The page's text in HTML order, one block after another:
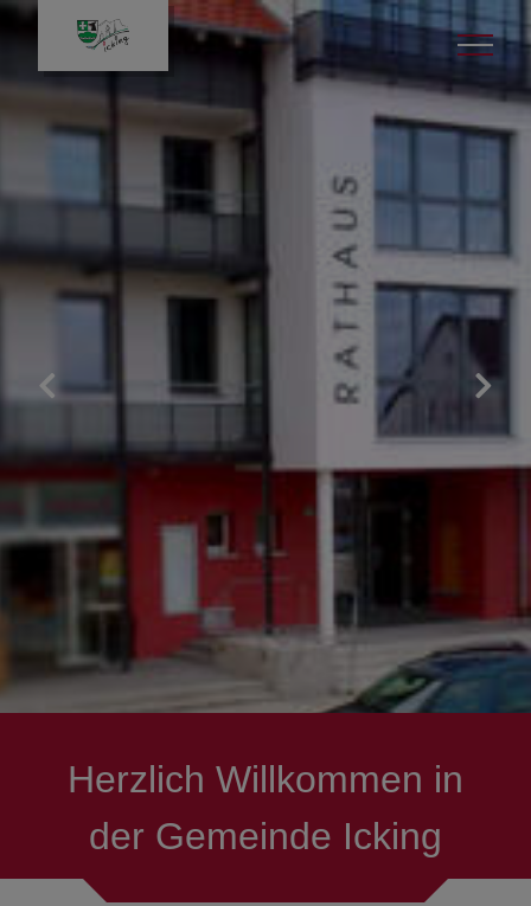
Gemeindeverwaltung
Ansprechpartner
Standesamt
Abgaben & Gebühren
Fundbüro
Gemeindearchiv
Kontakt
Herzlich Willkommen in
der Gemeinde Icking